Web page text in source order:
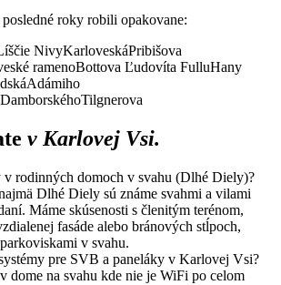
roky robili opakovane:
NivyKarloveskáPribišova
ramenoBottova Ľudovíta FulluHany
Adámiho
DamborskéhoTilgnerova
v Karlovej Vsi.
v rodinných domoch v svahu (Dlhé Diely)?
Dlhé Diely sú známe svahmi a vilami
Máme skúsenosti s členitým terénom,
fasáde alebo bránových stĺpoch,
v svahu.
pre SVB a paneláky v Karlovej Vsi?
dome na svahu kde nie je WiFi po celom